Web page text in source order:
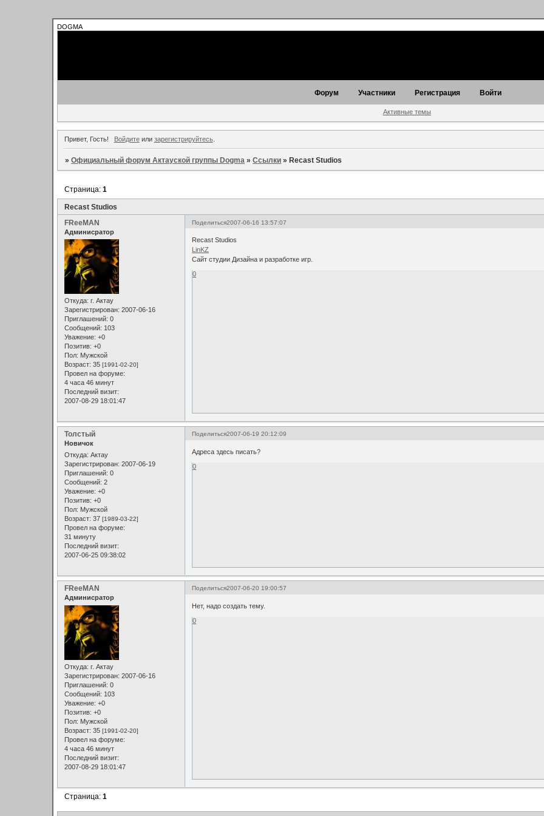
DOGMA
Форум Участники Регистрация Войти
Активные темы
Привет, Гость! Войдитеили зарегистрируйтесь.
»Официальный форум Актауской группы Dogma »Ссылки »Recast Studios
Recast Studios
Страница:1
Поделиться2007-06-16 13:57:07
FReeMAN
Админисратор
Откуда: г. Актау
Зарегистрирован: 2007-06-16
Приглашений: 0
Сообщений: 103
Уважение: +0
Позитив: +0
Пол: Мужской
Возраст: 35[1991-02-20]
Провел на форуме:
4 часа 46 минут
Последний визит:
2007-08-29 18:01:47
Recast Studios
LinKZ
Сайт студии Дизайна и разработке игр.
0
Поделиться2007-06-19 20:12:09
Толстый
Новичок
Откуда: Актау
Зарегистрирован: 2007-06-19
Приглашений: 0
Сообщений: 2
Уважение: +0
Позитив: +0
Пол: Мужской
Возраст: 37[1989-03-22]
Провел на форуме:
31 минуту
Последний визит:
2007-06-25 09:38:02
Адреса здесь писать?
0
Поделиться2007-06-20 19:00:57
FReeMAN
Админисратор
Откуда: г. Актау
Зарегистрирован: 2007-06-16
Приглашений: 0
Сообщений: 103
Уважение: +0
Позитив: +0
Пол: Мужской
Возраст: 35[1991-02-20]
Провел на форуме:
4 часа 46 минут
Последний визит:
2007-08-29 18:01:47
Нет, надо создать тему.
0
Страница:1